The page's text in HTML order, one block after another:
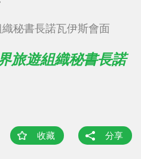
秘書長諾瓦伊斯會面
旅遊組織秘書長諾
收藏 分享